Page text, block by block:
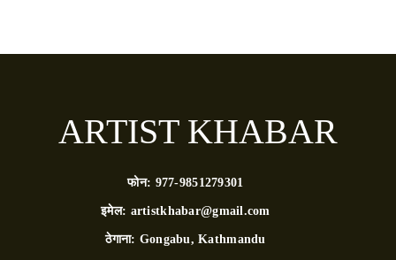
ARTIST KHABAR
फोन: 977-9851279301
इमेल: artistkhabar@gmail.com
ठेगाना: Gongabu, Kathmandu